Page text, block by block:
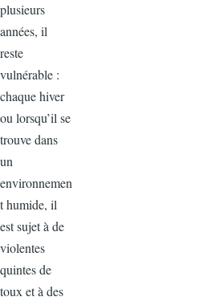
plusieurs
années, il
reste
vulnérable :
chaque hiver
ou lorsqu’il se
trouve dans
un
environnemen
t humide, il
est sujet à de
violentes
quintes de
toux et à des